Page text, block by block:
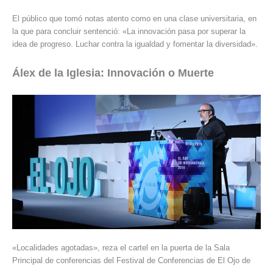
El público que tomó notas atento como en una clase universitaria, en
la que para concluir sentenció: «La innovación pasa por superar la
idea de progreso. Luchar contra la igualdad y fomentar la diversidad».
Álex de la Iglesia: Innovación o Muerte
«Localidades agotadas», reza el cartel en la puerta de la Sala
Principal de conferencias del Festival de Conferencias de El Ojo de